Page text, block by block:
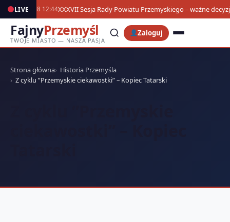
LIVE05.08 12:44XXXVII Sesja Rady Powiatu Przemyskiego – ważne
FajnyPrzemyśl
TWOJE MIASTO — NASZA PASJA
Zaloguj
Strona główna
Historia Przemyśla
Z cyklu ”Przemyskie ciekawostki” – Kopiec Tatarski